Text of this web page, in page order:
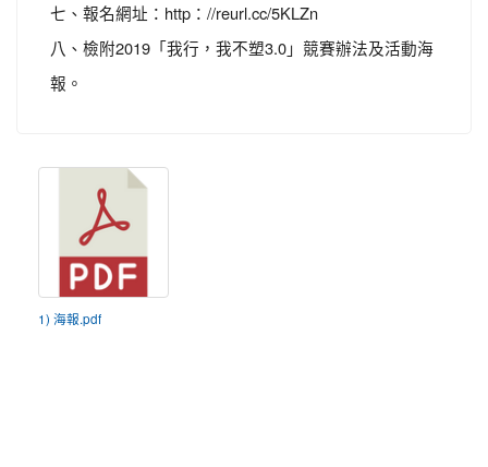
七、報名網址：http：//reurl.cc/5KLZn
八、檢附2019「我行，我不塑3.0」競賽辦法及活動海
報。
1) 海報.pdf